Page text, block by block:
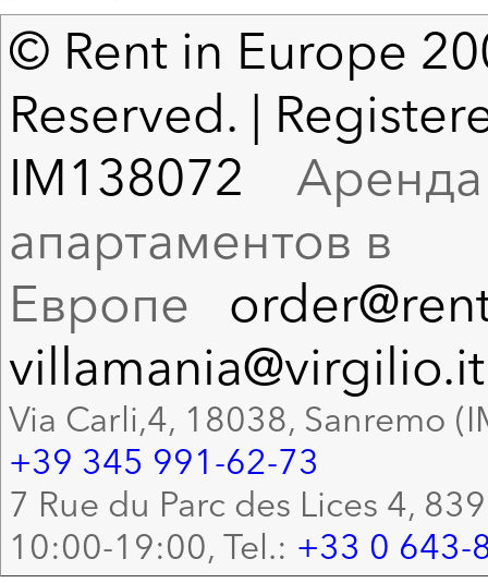
© Rent in Europe
Reserved. |
IM138072 Аренда
апартаментов в
Европе
villamania@virgilio.it
Via Carli,4, 18038, Sanremo
+39 345 991-62-73
7 Rue du Parc des Lices 4,
10:00-19:00, Tel.: +33 0 643-